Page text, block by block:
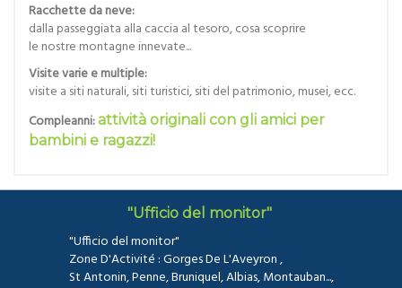
Racchette da neve:
dalla passeggiata alla caccia al tesoro, cosa scoprire
le nostre montagne innevate...
Visite varie e multiple:
visite a siti naturali, siti turistici, siti del patrimonio, musei, ecc.
Compleanni: attività originali con gli amici per
bambini e ragazzi!
"Ufficio del monitor"
"Ufficio del monitor"
Zone D'Activité : Gorges De L'Aveyron ,
St Antonin, Penne, Bruniquel, Albias, Montauban...,